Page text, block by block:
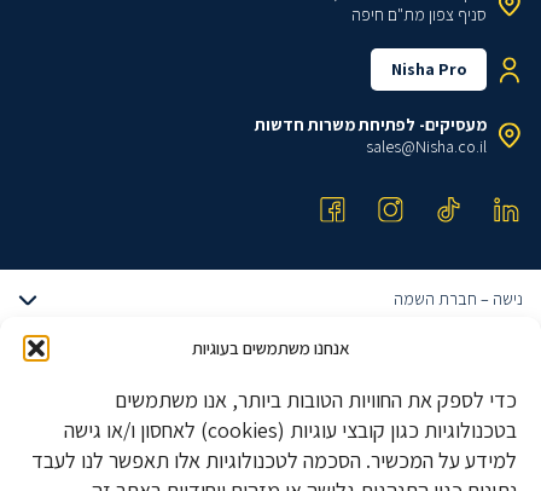
אנחנו משתמשים בעוגיות
כדי לספק את החוויות הטובות ביותר, אנו משתמשים
בטכנולוגיות כגון קובצי עוגיות (cookies) לאחסון ו/או גישה
למידע על המכשיר. הסכמה לטכנולוגיות אלו תאפשר לנו לעבד
סניף צפון מת"ם חיפה
Nisha Pro
מעסיקים- לפתיחת משרות חדשות
sales@Nisha.co.il
נישה – חברת השמה
טבלאות שכר
מגייסים עובדים?
סוכן חכם
דרושים מתכנתים
דרושים QA ובודקי תוכנה
דרושים UX UI
משרות הייטק מבוקשות
פיתוח אלגוריתמים